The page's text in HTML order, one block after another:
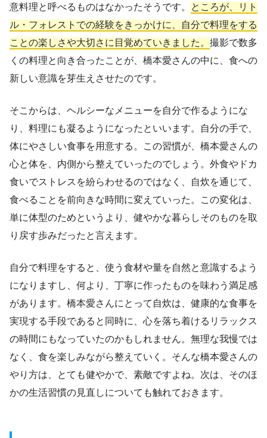
意料理と呼べるものはなかったそうです。
ところが、リト
ル・フォレストでの経験をきっかけに、自分で料理をする
ことの楽しさや大切さに目覚めていきました。 撮影で数多
くの料理と向き合ったことが、橋本愛さんの中に、食への
新しい意識を芽生えさせたのです。
そこからは、ヘルシーなメニューを自分で作るようにな
り、料理にも凝るようになったといいます。自分の手で、
体にやさしい食事を用意する。この習慣が、橋本愛さんの
心と体を、内側から整えていったのでしょう。外食やドカ
食いでストレスを紛らわせるのではなく、自炊を通じて、
食べることを前向きな時間に変えていった。この変化は、
単に体型のためというより、健やかな暮らしそのものを取
り戻す歩みだったと言えます。
自分で料理をすると、使う食材や量を自然と意識するよう
になりますし、何より、丁寧に作ったものを味わう満足感
があります。橋本愛さんにとって自炊は、健康的な食事を
実現する手段であると同時に、心を落ち着けるリラックス
の時間にもなっていたのかもしれません。無理な我慢では
なく、食を楽しみながら整えていく。そんな橋本愛さんの
やり方は、とても健やかで、素敵ですよね。次は、そのほ
かの生活習慣の見直しについても触れておきます。